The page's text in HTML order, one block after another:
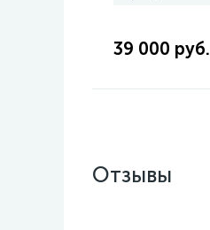
39 000 руб.
Отзывы